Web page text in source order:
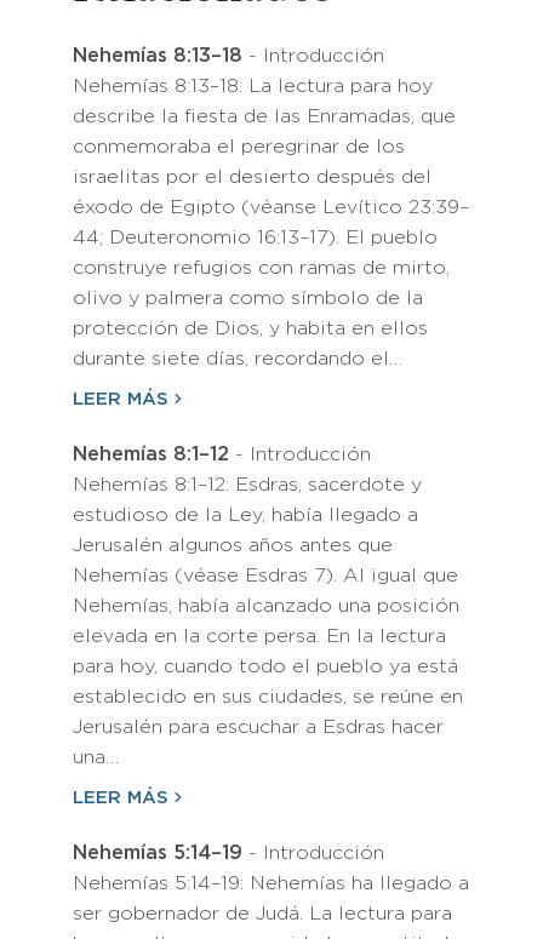
Nehemías 8:13–18 - Introducción
Nehemías 8:13–18: La lectura para hoy
describe la fiesta de las Enramadas, que
conmemoraba el peregrinar de los
israelitas por el desierto después del
éxodo de Egipto (véanse Levítico 23:39–
44; Deuteronomio 16:13–17). El pueblo
construye refugios con ramas de mirto,
olivo y palmera como símbolo de la
protección de Dios, y habita en ellos
durante siete días, recordando el…
LEER MÁS
Nehemías 8:1–12 - Introducción
Nehemías 8:1–12: Esdras, sacerdote y
estudioso de la Ley, había llegado a
Jerusalén algunos años antes que
Nehemías (véase Esdras 7). Al igual que
Nehemías, había alcanzado una posición
elevada en la corte persa. En la lectura
para hoy, cuando todo el pueblo ya está
establecido en sus ciudades, se reúne en
Jerusalén para escuchar a Esdras hacer
una…
LEER MÁS
Nehemías 5:14–19 - Introducción
Nehemías 5:14–19: Nehemías ha llegado a
ser gobernador de Judá. La lectura para